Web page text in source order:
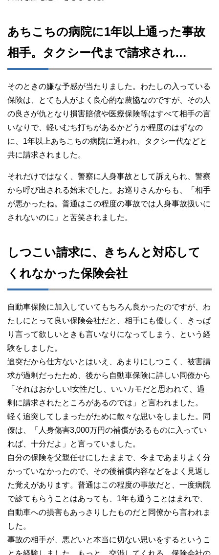
あちこちの病院に1年以上通った事故
相手。タクシー代まで請求され…
そのときの嫌な予感が当たりました。わたしの入っている
保険は、とても人がよく良心的な農協なのですが、その人
の良さが仇となり損害賠償や医療保険等はすべて相手の言
いなりで、軽いむち打ちがあるかどうか程度のはずなの
に、1年以上あちこちの病院に通われ、タクシー代などと
共に請求されました。
それだけではなく、警察に人身事故として訴えられ、警察
から呼び出される始末でした。お巡りさんからも、「相手
が悪かったね。普通はこの程度の事故では人身事故扱いに
されないのに」と苦笑されました。
しつこい請求に、きちんと対応して
くれなかった保険会社
自動車保険に加入していてもちろん良かったのですが、わ
たしにとって良い保険会社だと、相手にも優しく、きっぱ
り言って欲しいときも言いなりになってしまう、という経
験をしました。
追突だから仕方ないとはいえ、あまりにしつこく、被害請
求が過剰だったため、後から自動車保険に詳しい同僚から
「それはおかしい!女性だし、いいカモだと思われて、過
剰に請求されたところがあるのでは」と言われました。
軽く追突してしまったがために散々な思いをしました。同
僚は、「人身傷害3,000万円の補償があるものに入ってい
れば、十分だよ」と言っていました。
自分の保険を父親任せにしたままで、今まであまりよく分
かっていなかったので、その後補償内容などをよく見返し
た覚えがあります。普通はこの程度の事故だと、一度病院
で診てもらうことはあっても、1年も通うことはまれで、
自動車への損害もあっさりしたものだと同僚から言われま
した。
事故の相手が、悪どいと本当に切ない思いをするというこ